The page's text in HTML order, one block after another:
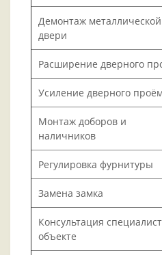
Демонтаж металлической
двери
Расширение дверного
Усиление дверного
Монтаж доборов и
наличников
Регулировка фурнитуры
Замена замка
Консультация
объекте